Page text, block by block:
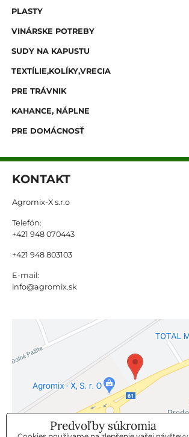
PLASTY
VINÁRSKE POTREBY
SUDY NA KAPUSTU
TEXTÍLIE,KOLÍKY,VRECIA
PRE TRÁVNIK
KAHANCE, NÁPLNE
PRE DOMÁCNOSŤ
KONTAKT
Agromix-X s.r.o
Telefón:
+421 948 070443
+421 948 803103
E-mail:
info@agromix.sk
Predvoľby súkromia